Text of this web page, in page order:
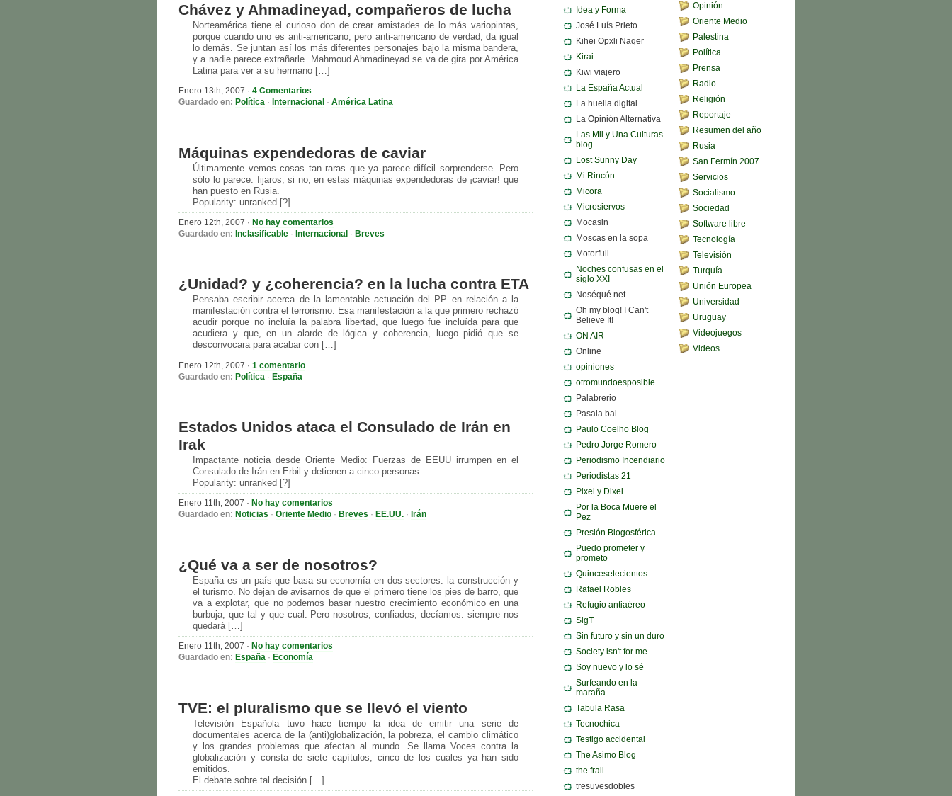
Chávez y Ahmadineyad, compañeros de lucha
Norteamérica tiene el curioso don de crear amistades de lo más variopintas,
porque cuando uno es anti-americano, pero anti-americano de verdad, da igual
lo demás. Se juntan así los más diferentes personajes bajo la misma bandera,
y a nadie parece extrañarle. Mahmoud Ahmadineyad se va de gira por América
Latina para ver a su hermano […]
Enero 13th, 2007 · 4 Comentarios
Guardado en: Política · Internacional · América Latina
Máquinas expendedoras de caviar
Últimamente vemos cosas tan raras que ya parece difícil sorprenderse. Pero
sólo lo parece: fijaros, si no, en estas máquinas expendedoras de ¡caviar! que
han puesto en Rusia.
Popularity: unranked [?]
Enero 12th, 2007 · No hay comentarios
Guardado en: Inclasificable · Internacional · Breves
¿Unidad? y ¿coherencia? en la lucha contra ETA
Pensaba escribir acerca de la lamentable actuación del PP en relación a la
manifestación contra el terrorismo. Esa manifestación a la que primero rechazó
acudir porque no incluía la palabra libertad, que luego fue incluída para que
acudiera y que, en un alarde de lógica y coherencia, luego pidió que se
desconvocara para acabar con […]
Enero 12th, 2007 · 1 comentario
Guardado en: Política · España
Estados Unidos ataca el Consulado de Irán en
Irak
Impactante noticia desde Oriente Medio: Fuerzas de EEUU irrumpen en el
Consulado de Irán en Erbil y detienen a cinco personas.
Popularity: unranked [?]
Enero 11th, 2007 · No hay comentarios
Guardado en: Noticias · Oriente Medio · Breves · EE.UU. · Irán
¿Qué va a ser de nosotros?
España es un país que basa su economía en dos sectores: la construcción y
el turismo. No dejan de avisarnos de que el primero tiene los pies de barro, que
va a explotar, que no podemos basar nuestro crecimiento económico en una
burbuja, que tal y que cual. Pero nosotros, confiados, decíamos: siempre nos
quedará […]
Enero 11th, 2007 · No hay comentarios
Guardado en: España · Economía
TVE: el pluralismo que se llevó el viento
Televisión Española tuvo hace tiempo la idea de emitir una serie de
documentales acerca de la (anti)globalización, la pobreza, el cambio climático
y los grandes problemas que afectan al mundo. Se llama Voces contra la
globalización y consta de siete capítulos, cinco de los cuales ya han sido
emitidos.
El debate sobre tal decisión […]
Idea y Forma
José Luís Prieto
Kihei Opxli Naqer
Kirai
Kiwi viajero
La España Actual
La huella digital
La Opinión Alternativa
Las Mil y Una Culturas
blog
Lost Sunny Day
Mi Rincón
Micora
Microsiervos
Mocasin
Moscas en la sopa
Motorfull
Noches confusas en el
siglo XXI
Noséqué.net
Oh my blog! I Can't
Believe It!
ON AIR
Online
opiniones
otromundoesposible
Palabrerio
Pasaia bai
Paulo Coelho Blog
Pedro Jorge Romero
Periodismo Incendiario
Periodistas 21
Pixel y Dixel
Por la Boca Muere el
Pez
Presión Blogosférica
Puedo prometer y
prometo
Quincesetecientos
Rafael Robles
Refugio antiaéreo
SigT
Sin futuro y sin un duro
Society isn't for me
Soy nuevo y lo sé
Surfeando en la
maraña
Tabula Rasa
Tecnochica
Testigo accidental
The Asimo Blog
the frail
tresuvesdobles
Opinión
Oriente Medio
Palestina
Política
Prensa
Radio
Religión
Reportaje
Resumen del año
Rusia
San Fermín 2007
Servicios
Socialismo
Sociedad
Software libre
Tecnología
Televisión
Turquía
Unión Europea
Universidad
Uruguay
Videojuegos
Videos